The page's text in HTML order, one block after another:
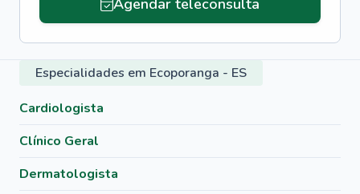
Agendar teleconsulta
Especialidades em Ecoporanga - ES
Cardiologista
Clínico Geral
Dermatologista